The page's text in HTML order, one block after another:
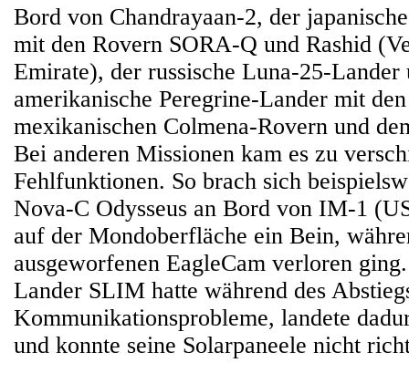
Bord von Chandrayaan-2, der
mit den Rovern SORA-Q und Rashid
Emirate), der russische Luna-25-Lander
amerikanische Peregrine-Lander mit
mexikanischen Colmena-Rovern und
Bei anderen Missionen kam es zu
Fehlfunktionen. So brach sich
Nova-C Odysseus an Bord von IM-1
auf der Mondoberfläche ein Bein,
ausgeworfenen EagleCam verloren
Lander SLIM hatte während des
Kommunikationsprobleme, landete
und konnte seine Solarpaneele nicht